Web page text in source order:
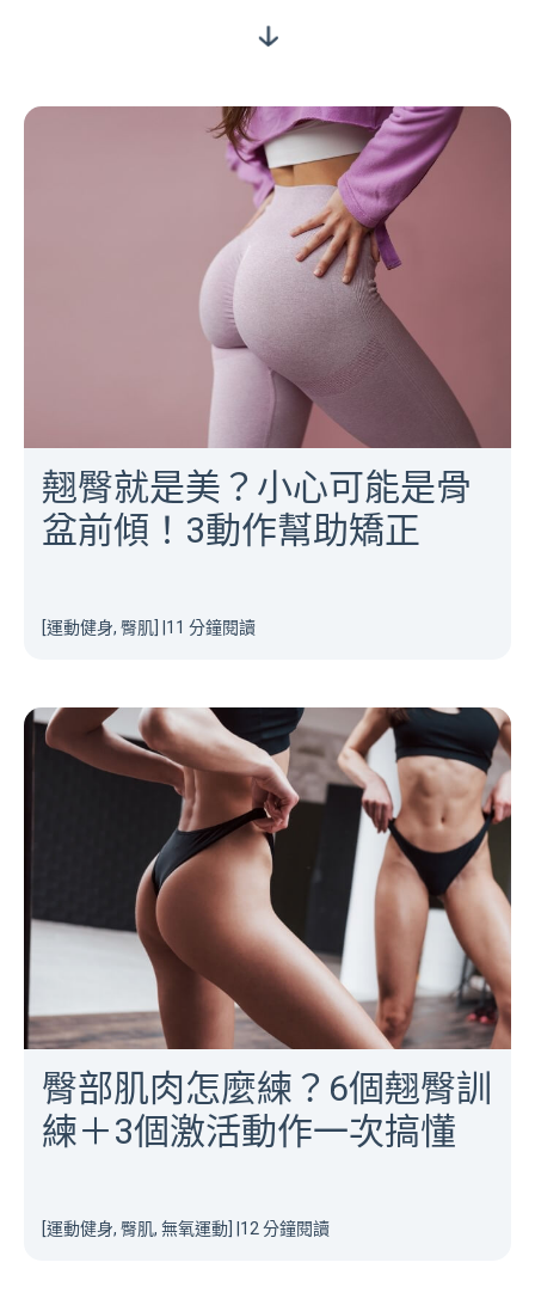
翹臀就是美？小心可能是骨
盆前傾！3動作幫助矯正
[運動健身, 臀肌] 11 分鐘閱讀
臀部肌肉怎麼練？6個翹臀訓
練＋3個激活動作一次搞懂
[運動健身, 臀肌, 無氧運動] 12 分鐘閱讀